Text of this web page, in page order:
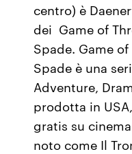
centro) è
dei Game of
Spade. Game
Spade è una
Adventure,
prodotta in
gratis su
noto come Il